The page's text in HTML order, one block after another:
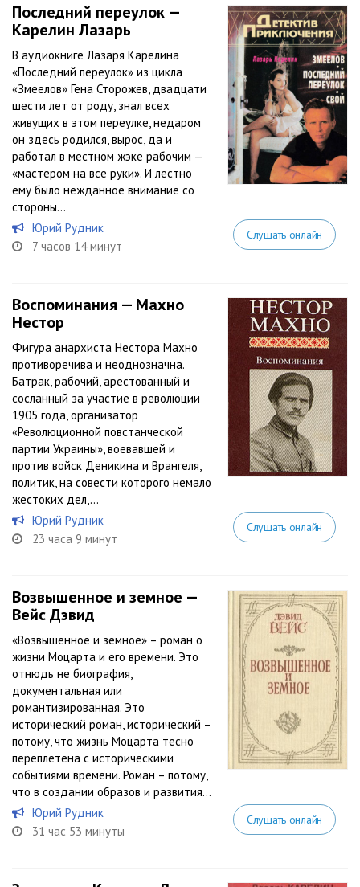
Последний переулок —
Карелин Лазарь
В аудиокниге Лазаря Карелина
«Последний переулок» из цикла
«Змеелов» Гена Сторожев, двадцати
шести лет от роду, знал всех
живущих в этом переулке, недаром
он здесь родился, вырос, да и
работал в местном жэке рабочим —
«мастером на все руки». И лестно
ему было нежданное внимание со
стороны...
Юрий Рудник
7 часов 14 минут
Слушать онлайн
Воспоминания — Махно
Нестор
Фигура анархиста Нестора Махно
противоречива и неоднозначна.
Батрак, рабочий, арестованный и
сосланный за участие в революции
1905 года, организатор
«Революционной повстанческой
партии Украины», воевавшей и
против войск Деникина и Врангеля,
политик, на совести которого немало
жестоких дел,...
Юрий Рудник
23 часа 9 минут
Слушать онлайн
Возвышенное и земное —
Вейс Дэвид
«Возвышенное и земное» – роман о
жизни Моцарта и его времени. Это
отнюдь не биография,
документальная или
романтизированная. Это
исторический роман, исторический –
потому, что жизнь Моцарта тесно
переплетена с историческими
событиями времени. Роман – потому,
что в создании образов и развития...
Юрий Рудник
31 час 53 минуты
Слушать онлайн